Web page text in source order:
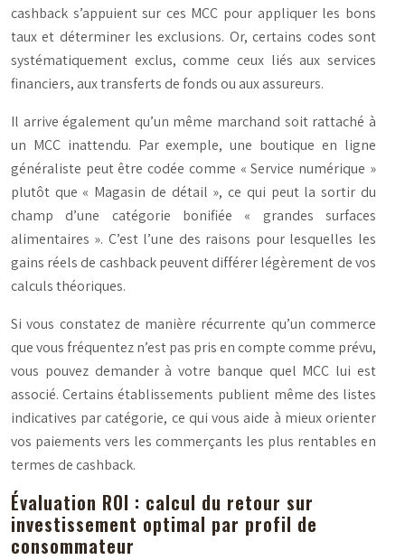
cashback s’appuient sur ces MCC pour appliquer les bons
taux et déterminer les exclusions. Or, certains codes sont
systématiquement exclus, comme ceux liés aux services
financiers, aux transferts de fonds ou aux assureurs.
Il arrive également qu’un même marchand soit rattaché à
un MCC inattendu. Par exemple, une boutique en ligne
généraliste peut être codée comme « Service numérique »
plutôt que « Magasin de détail », ce qui peut la sortir du
champ d’une catégorie bonifiée « grandes surfaces
alimentaires ». C’est l’une des raisons pour lesquelles les
gains réels de cashback peuvent différer légèrement de vos
calculs théoriques.
Si vous constatez de manière récurrente qu’un commerce
que vous fréquentez n’est pas pris en compte comme prévu,
vous pouvez demander à votre banque quel MCC lui est
associé. Certains établissements publient même des listes
indicatives par catégorie, ce qui vous aide à mieux orienter
vos paiements vers les commerçants les plus rentables en
termes de cashback.
Évaluation ROI : calcul du retour sur
investissement optimal par profil de
consommateur